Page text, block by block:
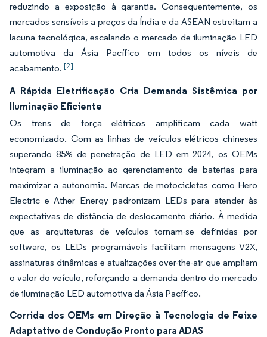
reduzindo a exposição à garantia. Consequentemente, os
mercados sensíveis a preços da Índia e da ASEAN estreitam a
lacuna tecnológica, escalando o mercado de iluminação LED
automotiva da Ásia Pacífico em todos os níveis de
acabamento. [2]
A Rápida Eletrificação Cria Demanda Sistêmica por
Iluminação Eficiente
Os trens de força elétricos amplificam cada watt
economizado. Com as linhas de veículos elétricos chineses
superando 85% de penetração de LED em 2024, os OEMs
integram a iluminação ao gerenciamento de baterias para
maximizar a autonomia. Marcas de motocicletas como Hero
Electric e Ather Energy padronizam LEDs para atender às
expectativas de distância de deslocamento diário. À medida
que as arquiteturas de veículos tornam-se definidas por
software, os LEDs programáveis facilitam mensagens V2X,
assinaturas dinâmicas e atualizações over-the-air que ampliam
o valor do veículo, reforçando a demanda dentro do mercado
de iluminação LED automotiva da Ásia Pacífico.
Corrida dos OEMs em Direção à Tecnologia de Feixe
Adaptativo de Condução Pronto para ADAS